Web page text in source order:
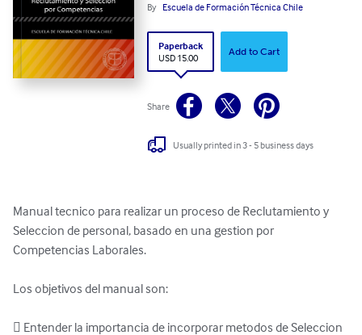
By Escuela de Formación Técnica Chile
Paperback
USD 15.00
Add to Cart
Share
Usually printed in 3 - 5 business days
Manual tecnico para realizar un proceso de Reclutamiento y
Seleccion de personal, basado en una gestion por
Competencias Laborales.
Los objetivos del manual son:
 Entender la importancia de incorporar metodos de Seleccion